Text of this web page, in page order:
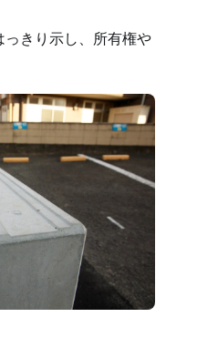
きり示し、所有権や